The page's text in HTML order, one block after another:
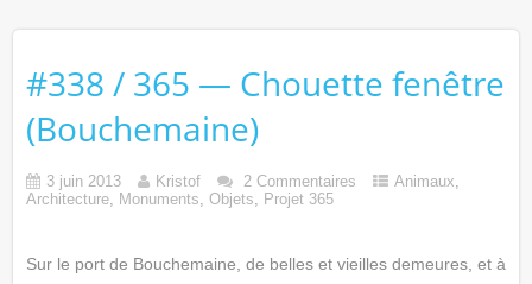
#338 / 365 — Chouette fenêtre
(Bouchemaine)
3 juin 2013 Kristof 2 Commentaires Animaux,
Architecture, Monuments, Objets, Projet 365
Sur le port de Bouchemaine, de belles et vieilles demeures, et à